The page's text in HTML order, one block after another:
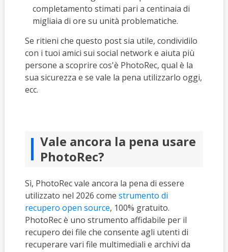
completamento stimati pari a centinaia di
migliaia di ore su unità problematiche.
Se ritieni che questo post sia utile, condividilo
con i tuoi amici sui social network e aiuta più
persone a scoprire cos'è PhotoRec, qual è la
sua sicurezza e se vale la pena utilizzarlo oggi,
ecc.
Vale ancora la pena usare
PhotoRec?
Sì, PhotoRec vale ancora la pena di essere
utilizzato nel 2026 come strumento di
recupero open source, 100% gratuito.
PhotoRecè uno strumento affidabile per il
recupero dei file che consente agli utenti di
recuperare vari file multimediali e archivi da